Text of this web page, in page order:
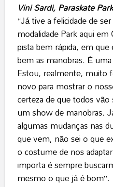
Vini Sardi, Paraskate Park
“Já tive a felicidade de
modalidade Park aqui
pista bem rápida, em
bem as manobras. É
Estou, realmente, muito
novo para mostrar o
certeza de que todos
um show de manobras.
algumas mudanças nas
que vem, não sei o que
o costume de nos
importa é sempre
mesmo o que já é bom”.